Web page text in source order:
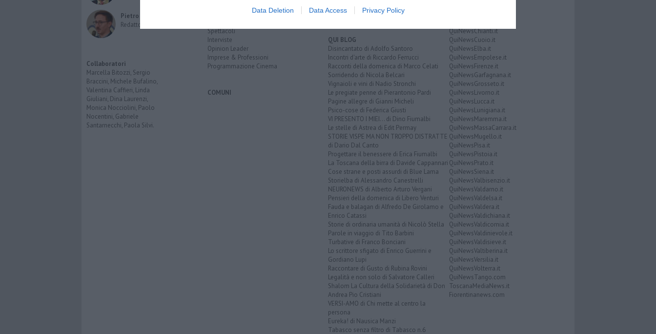
Data Deletion Data Access Privacy Policy
Pietro Mattonai
Redattore
Collaboratori
Marcella Bitozzi, Sergio
Braccini, Michele Bufalino,
Valentina Caffieri, Linda
Giuliani, Dina Laurenzi,
Monica Nocciolini, Paolo
Nocentini, Gabriele
Santarnecchi, Paola Silvi.
Spettacoli
Interviste
Opinion Leader
Imprese & Professioni
Programmazione Cinema
COMUNI
Archivio Notizie
Persone
QUI BLOG
Disincantato di Adolfo Santoro
Incontri d'arte di Riccardo Ferrucci
Racconti della domenica di Marco Celati
Sorridendo di Nicola Belcari
Vignaioli e vini di Nadio Stronchi
Le pregiate penne di Pierantonio Pardi
Pagine allegre di Gianni Micheli
Psico-cose di Federica Giusti
VI PRESENTO I MIEI... di Dino Fiumalbi
Le stelle di Astrea di Edit Permay
STORIE VISPE MA NON TROPPO DISTRATTE
di Dario Dal Canto
Progettare il benessere di Erica Fiumalbi
La Toscana della birra di Davide Cappannari
Cose strane e posti assurdi di Blue Lama
Storielba di Alessandro Canestrelli
NEURONEWS di Alberto Arturo Vergani
Pensieri della domenica di Libero Venturi
Fauda e balagan di Alfredo De Girolamo e
Enrico Catassi
Storie di ordinaria umanità di Nicolò Stella
Parole in viaggio di Tito Barbini
Turbative di Franco Bonciani
Lo scrittore sfigato di Enrico Guerrini e
Gordiano Lupi
Raccontare di Gusto di Rubina Rovini
Legalità e non solo di Salvatore Calleri
Shalom La Cultura della Solidarietà di Don
Andrea Pio Cristiani
VERSI-AMO di Chi mette al centro la
persona
Eureka! di Nausica Manzi
Tabasco senza filtro di Tabasco n.6
QuiNewsChianti.it
QuiNewsCuoio.it
QuiNewsElba.it
QuiNewsEmpolese.it
QuiNewsFirenze.it
QuiNewsGarfagnana.it
QuiNewsGrosseto.it
QuiNewsLivorno.it
QuiNewsLucca.it
QuiNewsLunigiana.it
QuiNewsMaremma.it
QuiNewsMassaCarrara.it
QuiNewsMugello.it
QuiNewsPisa.it
QuiNewsPistoia.it
QuiNewsPrato.it
QuiNewsSiena.it
QuiNewsValbisenzio.it
QuiNewsValdarno.it
QuiNewsValdelsa.it
QuiNewsValdera.it
QuiNewsValdichiana.it
QuiNewsValdicornia.it
QuiNewsValdinievole.it
QuiNewsValdisieve.it
QuiNewsValtiberina.it
QuiNewsVersilia.it
QuiNewsVolterra.it
QuiNewsTango.com
ToscanaMediaNews.it
Fiorentinanews.com